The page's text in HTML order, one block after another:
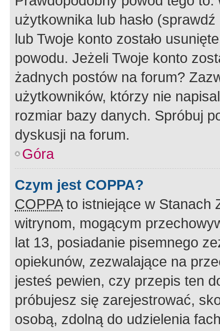
użytkownika lub hasło
lub Twoje konto zostało
powodu. Jeżeli Twoje konto
żadnych postów na forum?
użytkowników, którzy nie
rozmiar bazy danych. Spróbuj
dyskusji na forum.
Góra
Czym jest COPPA?
COPPAto istniejące w Stanach
witrynom, mogącym
lat 13, posiadanie pisemnego
opiekunów, zezwalające na
jesteś pewien, czy przepis ten
próbujesz się zarejestrować,
osobą, zdolną do udzielenia